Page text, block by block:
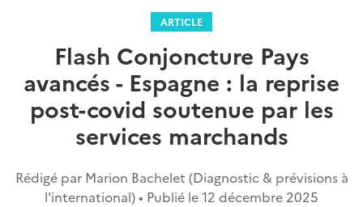
ARTICLE
Flash Conjoncture Pays
avancés - Espagne : la reprise
post-covid soutenue par les
services marchands
Rédigé par Marion Bachelet (Diagnostic & prévisions à
l'international) • Publié le12 décembre 2025